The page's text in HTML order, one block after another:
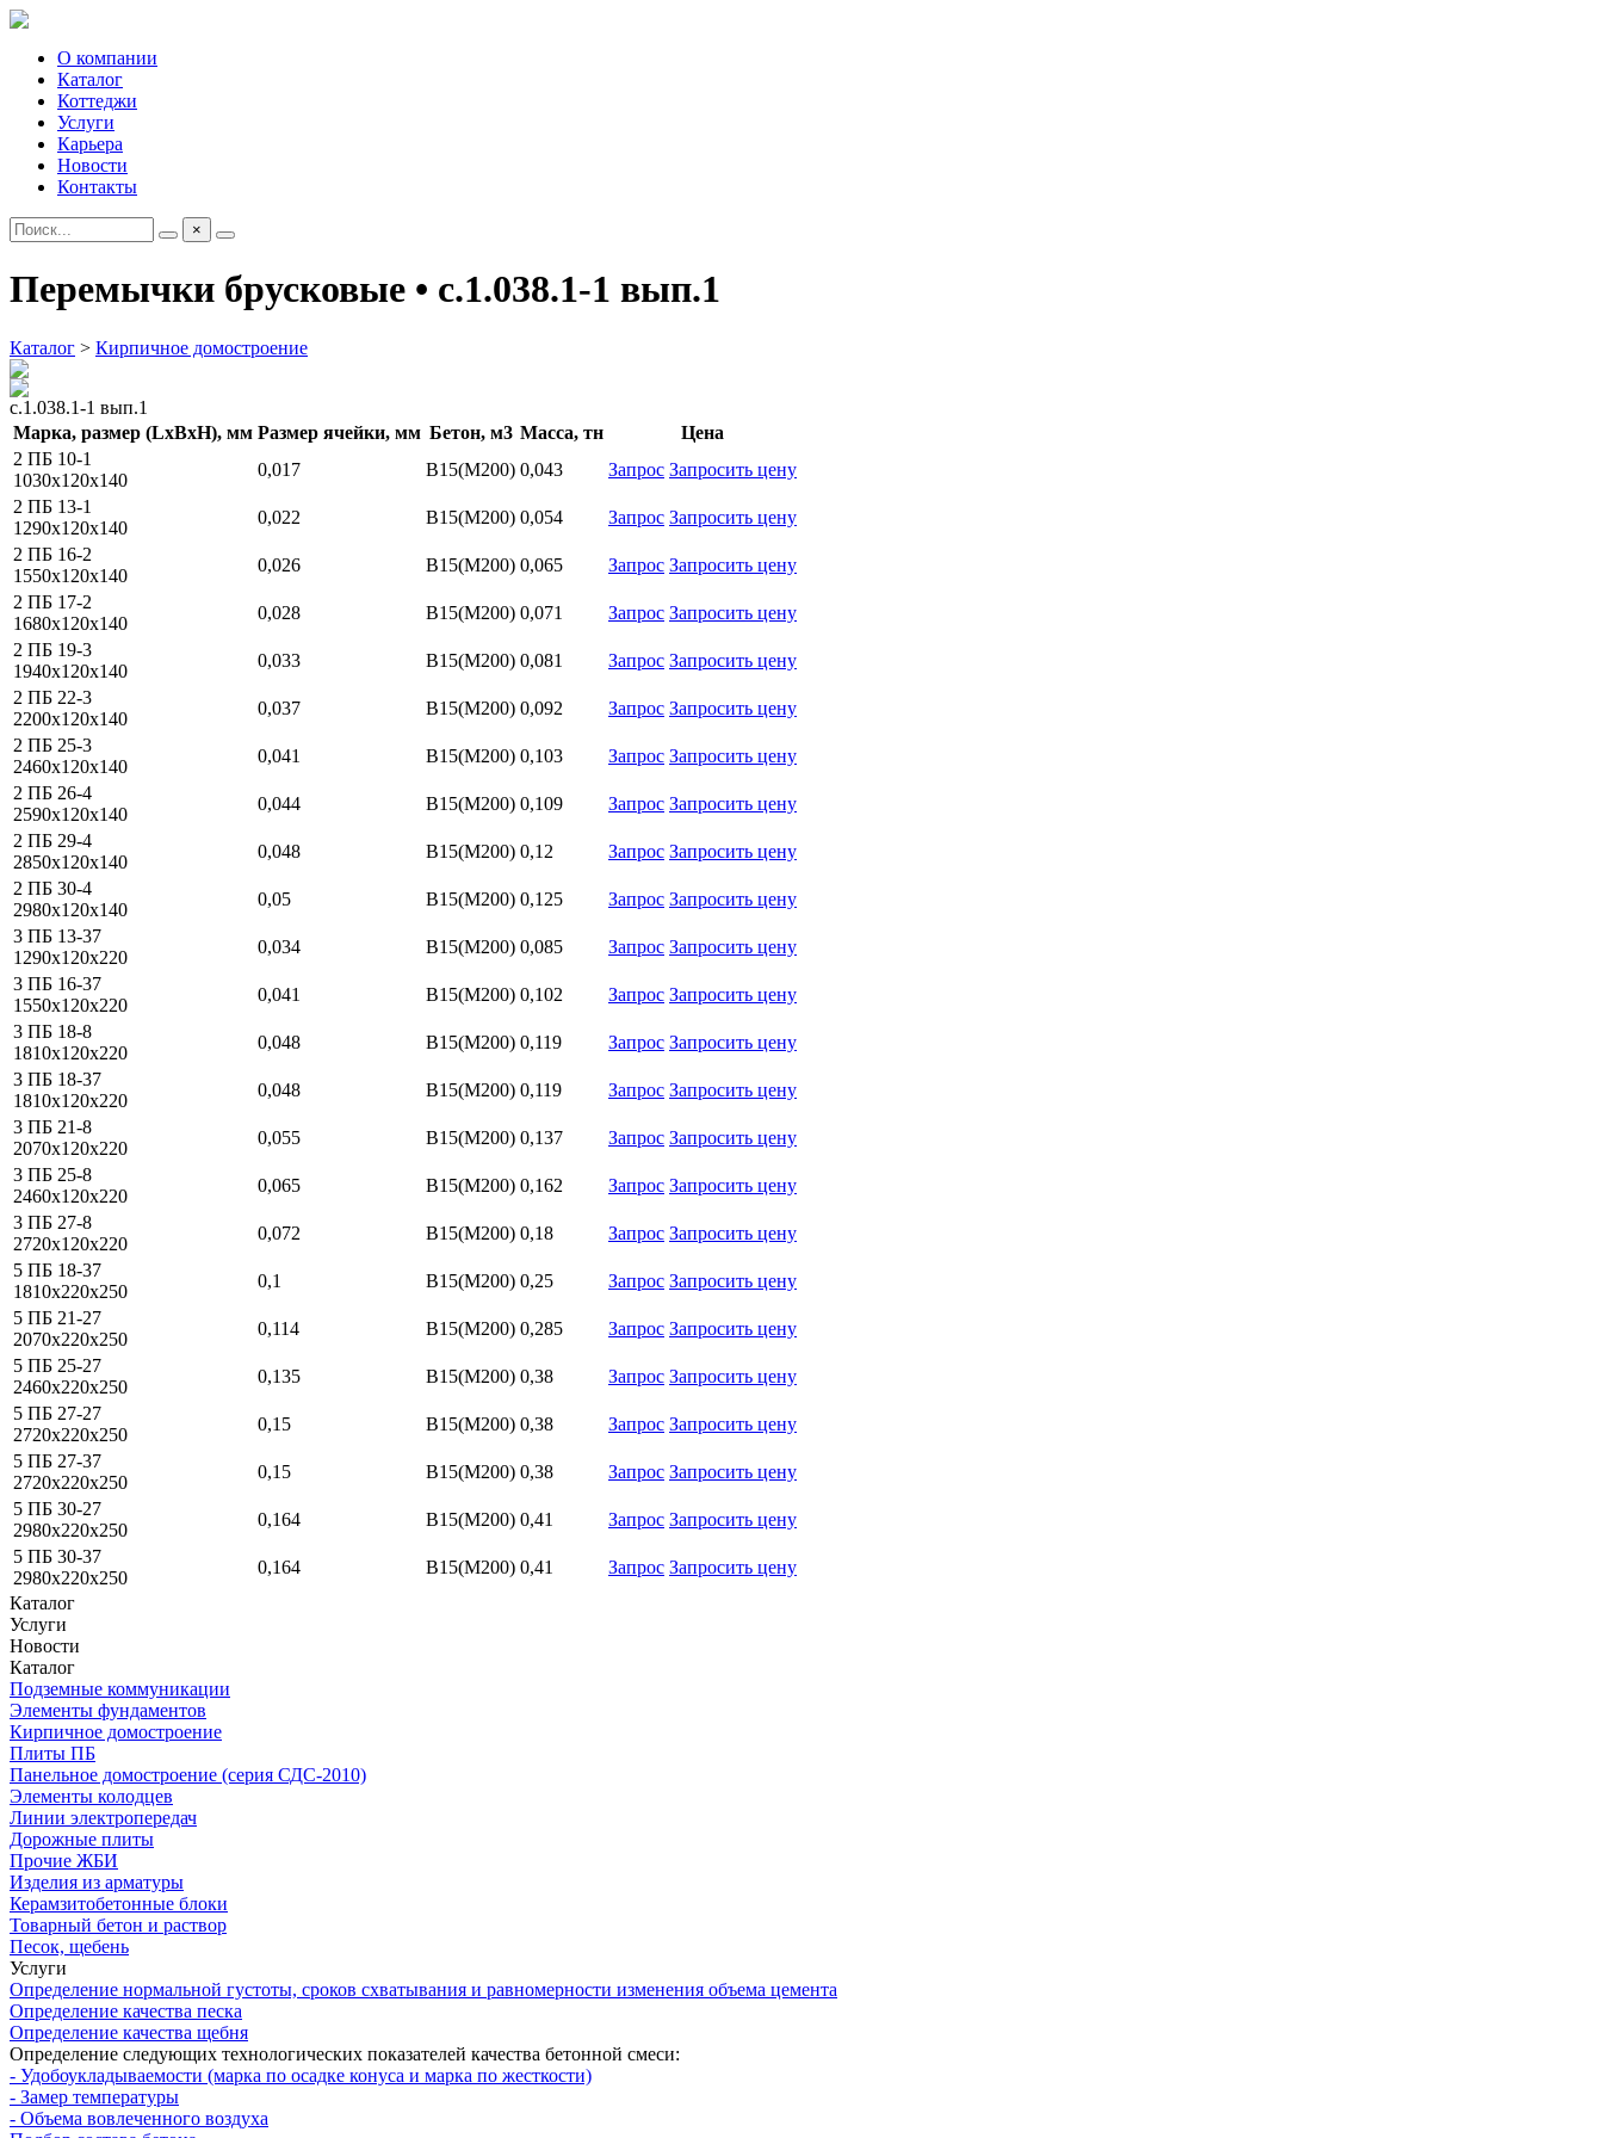
О компании
Каталог
Коттеджи
Услуги
Карьера
Новости
Контакты
×
Перемычки брусковые • с.1.038.1-1 вып.1
Каталог > Кирпичное домостроение
с.1.038.1-1 вып.1
Марка, размер (LxBxH), мм Размер ячейки, мм Бетон, м3 Масса, тн
Цена
2 ПБ 10-1
1030x120x140
0,017 В15(М200) 0,043 Запрос Запросить цену
2 ПБ 13-1
1290x120x140
0,022 В15(М200) 0,054 Запрос Запросить цену
2 ПБ 16-2
1550x120x140
0,026 В15(М200) 0,065 Запрос Запросить цену
2 ПБ 17-2
1680x120x140
0,028 В15(М200) 0,071 Запрос Запросить цену
2 ПБ 19-3
1940x120x140
0,033 В15(М200) 0,081 Запрос Запросить цену
2 ПБ 22-3
2200x120x140
0,037 В15(М200) 0,092 Запрос Запросить цену
2 ПБ 25-3
2460x120x140
0,041 В15(М200) 0,103 Запрос Запросить цену
2 ПБ 26-4
2590x120x140
0,044 В15(М200) 0,109 Запрос Запросить цену
2 ПБ 29-4
2850x120x140
0,048 В15(М200) 0,12 Запрос Запросить цену
2 ПБ 30-4
2980x120x140
0,05 В15(М200) 0,125 Запрос Запросить цену
3 ПБ 13-37
1290x120x220
0,034 В15(М200) 0,085 Запрос Запросить цену
3 ПБ 16-37
1550x120x220
0,041 В15(М200) 0,102 Запрос Запросить цену
3 ПБ 18-8
1810x120x220
0,048 В15(М200) 0,119 Запрос Запросить цену
3 ПБ 18-37
1810x120x220
0,048 В15(М200) 0,119 Запрос Запросить цену
3 ПБ 21-8
2070x120x220
0,055 В15(М200) 0,137 Запрос Запросить цену
3 ПБ 25-8
2460x120x220
0,065 В15(М200) 0,162 Запрос Запросить цену
3 ПБ 27-8
2720x120x220
0,072 В15(М200) 0,18 Запрос Запросить цену
5 ПБ 18-37
1810x220x250
0,1 В15(М200) 0,25 Запрос Запросить цену
5 ПБ 21-27
2070x220x250
0,114 В15(М200) 0,285 Запрос Запросить цену
5 ПБ 25-27
2460x220x250
0,135 В15(М200) 0,38 Запрос Запросить цену
5 ПБ 27-27
2720x220x250
0,15 В15(М200) 0,38 Запрос Запросить цену
5 ПБ 27-37
2720x220x250
0,15 В15(М200) 0,38 Запрос Запросить цену
5 ПБ 30-27
2980x220x250
0,164 В15(М200) 0,41 Запрос Запросить цену
5 ПБ 30-37
2980x220x250
0,164 В15(М200) 0,41 Запрос Запросить цену
Каталог
Услуги
Новости
Каталог
Подземные коммуникации
Элементы фундаментов
Кирпичное домостроение
Плиты ПБ
Панельное домостроение (серия СДС-2010)
Элементы колодцев
Линии электропередач
Дорожные плиты
Прочие ЖБИ
Изделия из арматуры
Керамзитобетонные блоки
Товарный бетон и раствор
Песок, щебень
Услуги
Определение нормальной густоты, сроков схватывания и равномерности изменения объема цемента
Определение качества песка
Определение качества щебня
Определение следующих технологических показателей качества бетонной смеси:
- Удобоукладываемости (марка по осадке конуса и марка по жесткости)
- Замер температуры
- Объема вовлеченного воздуха